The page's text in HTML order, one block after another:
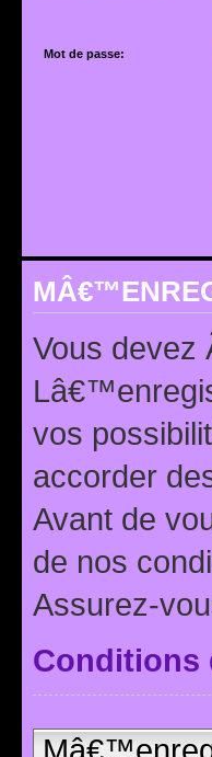
Mot de passe:
Vous devez
vos
accorder
Avant de
de nos
Assurez-